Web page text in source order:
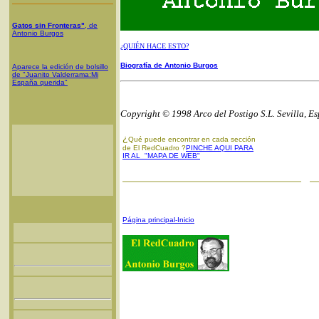
Gatos sin Fronteras" , de
Antonio Burgos
Aparece la edición de bolsillo
de "Juanito Valderrama:Mi
España querida"
¿QUIÉN HACE ESTO?
Biografía de Antonio Burgos
Copyright © 1998 Arco del Postigo S.L. Sevilla,
¿ Qué puede encontrar en cada sección
de El RedCuadro ?PINCHE AQUI PARA
IR AL "MAPA DE WEB"
Página principal-Inicio